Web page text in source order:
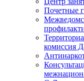
Почетные
комиссия